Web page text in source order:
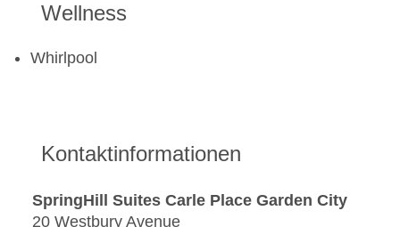
Wellness
Whirlpool
Kontaktinformationen
SpringHill Suites Carle Place Garden City
20 Westbury Avenue